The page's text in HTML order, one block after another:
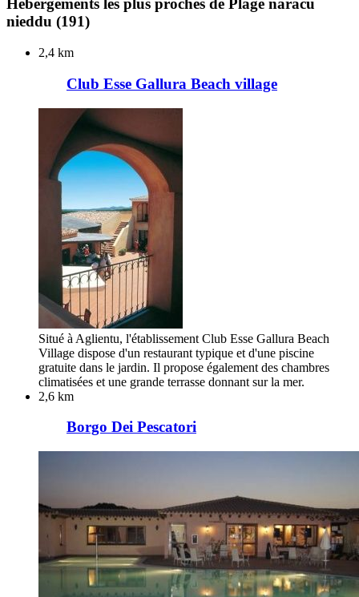
Hébergements les plus proches de Plage naracu
nieddu (191)
2,4 km
Club Esse Gallura Beach village
Situé à Aglientu, l'établissement Club Esse Gallura Beach
Village dispose d'un restaurant typique et d'une piscine
gratuite dans le jardin. Il propose également des chambres
climatisées et une grande terrasse donnant sur la mer.
2,6 km
Borgo Dei Pescatori